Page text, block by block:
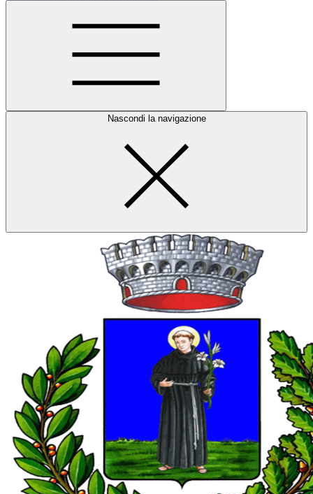
Nascondi la navigazione